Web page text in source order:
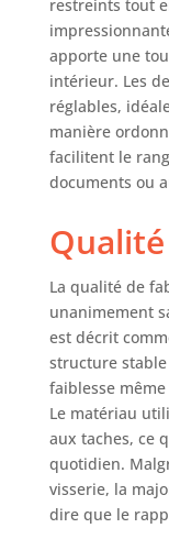
restreints tout
apporte une
intérieur. Les
réglables,
manière
facilitent le
documents ou
La qualité de
unanimement
est décrit
structure
faiblesse
Le matériau
aux taches, ce
quotidien.
visserie, la
dire que le